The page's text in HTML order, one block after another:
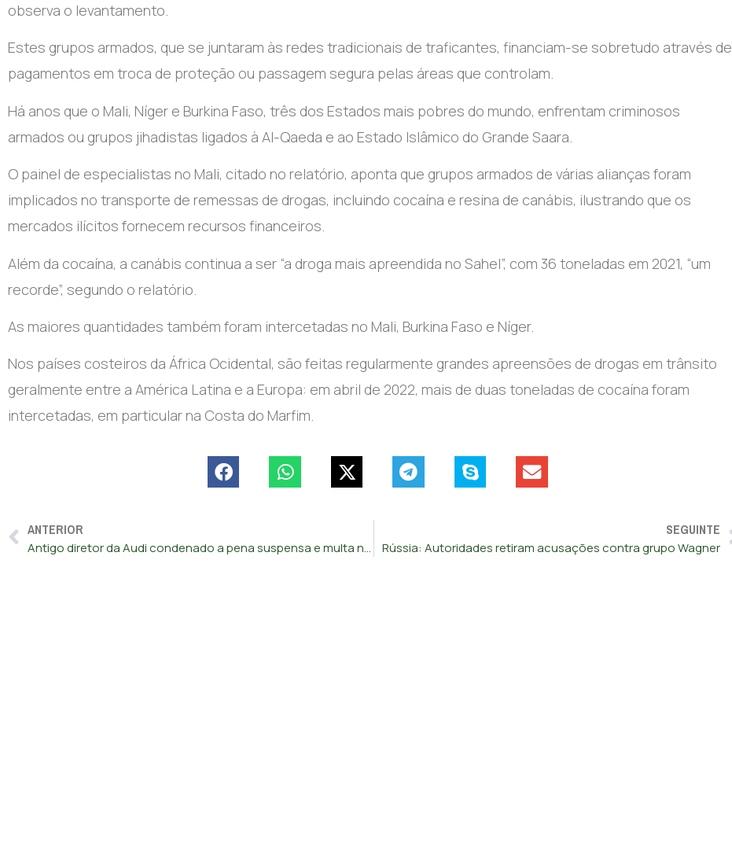
observa o levantamento.
Estes grupos armados, que se juntaram às redes tradicionais de traficantes, financiam-se sobretudo através de
pagamentos em troca de proteção ou passagem segura pelas áreas que controlam.
Há anos que o Mali, Níger e Burkina Faso, três dos Estados mais pobres do mundo, enfrentam criminosos
armados ou grupos jihadistas ligados à Al-Qaeda e ao Estado Islâmico do Grande Saara.
O painel de especialistas no Mali, citado no relatório, aponta que grupos armados de várias alianças foram
implicados no transporte de remessas de drogas, incluindo cocaína e resina de canábis, ilustrando que os
mercados ilícitos fornecem recursos financeiros.
Além da cocaína, a canábis continua a ser “a droga mais apreendida no Sahel”, com 36 toneladas em 2021, “um
recorde”, segundo o relatório.
As maiores quantidades também foram intercetadas no Mali, Burkina Faso e Níger.
Nos países costeiros da África Ocidental, são feitas regularmente grandes apreensões de drogas em trânsito
geralmente entre a América Latina e a Europa: em abril de 2022, mais de duas toneladas de cocaína foram
intercetadas, em particular na Costa do Marfim.
ANTERIOR
Antigo diretor da Audi condenado a pena suspensa e multa no caso “Dieselgate”
SEGUINTE
Rússia: Autoridades retiram acusações contra grupo Wagner